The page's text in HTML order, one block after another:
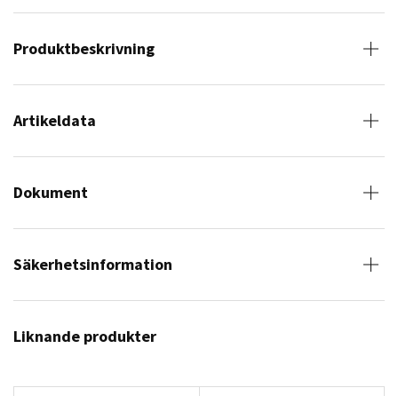
Produktbeskrivning
Artikeldata
Dokument
Säkerhetsinformation
Liknande produkter